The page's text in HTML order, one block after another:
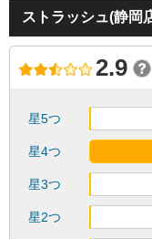
ストラッシュ(静岡
2.9
星5つ
星4つ
星3つ
星2つ